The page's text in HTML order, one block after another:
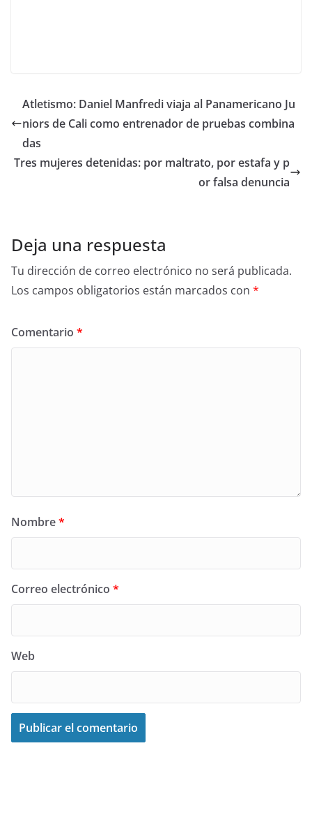
Atletismo: Daniel Manfredi viaja al Panamericano Ju
niors de Cali como entrenador de pruebas combina
das
Tres mujeres detenidas: por maltrato, por estafa y p
or falsa denuncia
Deja una respuesta
Tu dirección de correo electrónico no será publicada.
Los campos obligatorios están marcados con *
Comentario *
Nombre*
Correo electrónico *
Web